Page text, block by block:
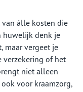
van álle kosten die
huwelijk denk je
maar vergeet je
verzekering of het
niet alleen
voor kraamzorg,